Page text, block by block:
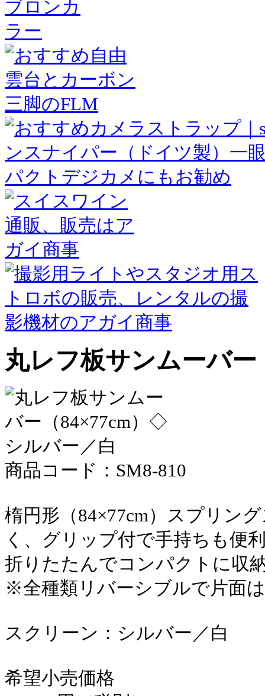
丸レフ板サンムーバ
商品コード：SM8-810
楕円形（84×77cm）スプリン
く、グリップ付で手持ちも便
折りたたんでコンパクトに収
※全種類リバーシブルで片面
スクリーン：シルバー／白
希望小売価格